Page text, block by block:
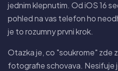
jednim klepnutim. Od iOS 16
pohled na vas telefon ho
je to rozumny prvni krok.
Otazka je, co "soukrome" zde
fotografie schovava. Nesifuje